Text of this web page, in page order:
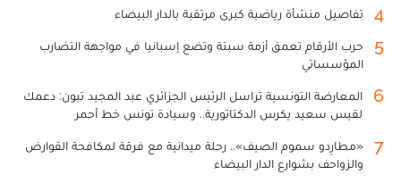
4 تفاصيل منشأة رياضية كبرى مرتقبة بالدار البيضاء
5
حرب الأرقام تعمق أزمة سبتة وتضع إسبانيا في مواجهة التضارب
المؤسساتي
6
المعارضة التونسية تراسل الرئيس الجزائري عبد المجيد تبون: دعمك
لقيس سعيد يكرس الدكتاتورية.. وسيادة تونس خط أحمر
7
«مطارِدو سموم الصيف».. رحلة ميدانية مع فرقة لمكافحة القوارض
والزواحف بشوارع الدار البيضاء